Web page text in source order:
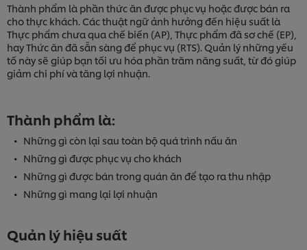
Thành phẩm là phần thức ăn được phục vụ hoặc được bán ra
cho thực khách. Các thuật ngữ ảnh hưởng đến hiệu suất là
Thực phẩm chưa qua chế biến (AP), Thực phẩm đã sơ chế (EP),
hay Thức ăn đã sẵn sàng để phục vụ (RTS). Quản lý những yếu
tố này sẽ giúp bạn tối ưu hóa phần trăm năng suất, từ đó giúp
giảm chi phí và tăng lợi nhuận.
Thành phẩm là:
Những gì còn lại sau toàn bộ quá trình nấu ăn
Những gì được phục vụ cho khách
Những gì được bán trong quán ăn để tạo ra thu nhập
Những gì mang lại lợi nhuận
Quản lý hiệu suất